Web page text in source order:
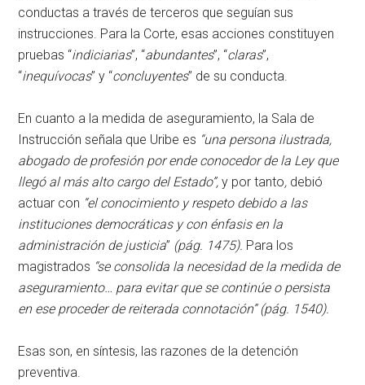
conductas a través de terceros que seguían sus
instrucciones. Para la Corte, esas acciones constituyen
pruebas “indiciarias”, “abundantes”, “claras”,
“inequívocas” y “concluyentes” de su conducta.
En cuanto a la medida de aseguramiento, la Sala de
Instrucción señala que Uribe es “una persona ilustrada,
abogado de profesión por ende conocedor de la Ley que
llegó al más alto cargo del Estado”,y por tanto, debió
actuar con “el conocimiento y respeto debido a las
instituciones democráticas y con énfasis en la
administración de justicia” (pág. 1475). Para los
magistrados “se consolida la necesidad de la medida de
aseguramiento… para evitar que se continúe o persista
en ese proceder de reiterada connotación” (pág. 1540).
Esas son, en síntesis, las razones de la detención
preventiva.